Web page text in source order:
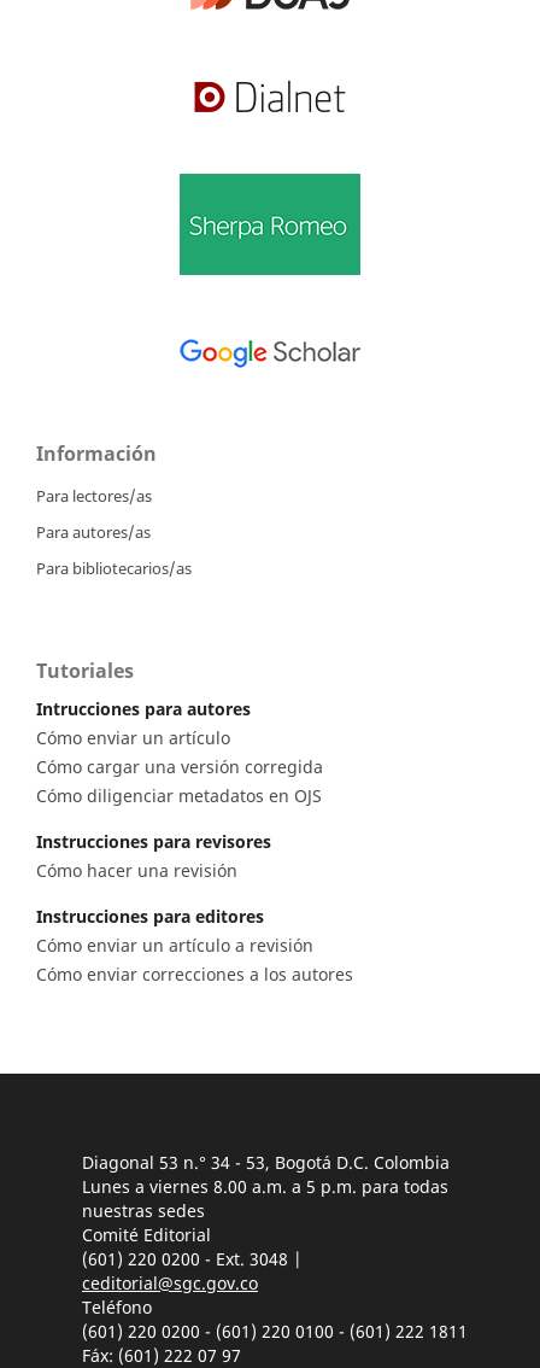
Información
Para lectores/as
Para autores/as
Para bibliotecarios/as
Tutoriales
Intrucciones para autores
Cómo enviar un artículo
Cómo cargar una versión corregida
Cómo diligenciar metadatos en OJS
Instrucciones para revisores
Cómo hacer una revisión
Instrucciones para editores
Cómo enviar un artículo a revisión
Cómo enviar correcciones a los autores
Diagonal 53 n.° 34 - 53, Bogotá D.C. Colombia
Lunes a viernes 8.00 a.m. a 5 p.m. para todas
nuestras sedes
Comité Editorial
(601) 220 0200 - Ext. 3048 |
ceditorial@sgc.gov.co
Teléfono
(601) 220 0200 - (601) 220 0100 - (601) 222 1811
Fáx: (601) 222 07 97